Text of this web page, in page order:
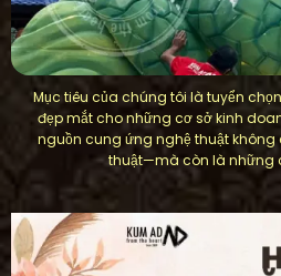
Mục tiêu của chúng tôi là tuyển
đẹp mắt cho những cơ sở kinh
nguồn cung ứng nghệ thuật không
thuật—mà còn là những